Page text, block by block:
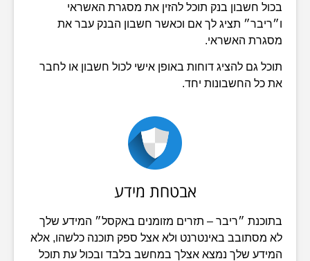
בכול חשבון בנק תוכל להזין את מסגרת האשראי
ו״ריבר״ תציג לך אם וכאשר חשבון הבנק עבר את
מסגרת האשראי.
תוכל גם להציג דוחות באופן אישי לכול חשבון או לחבר
את כל החשבונות יחד.
אבטחת מידע
בתוכנת ״ריבר – תזרים מזומנים באקסל״ המידע שלך
לא מסתובב באינטרנט ולא אצל ספק תוכנה כלשהו, אלא
המידע שלך נמצא אצלך במחשב בלבד ובכול עת תוכל